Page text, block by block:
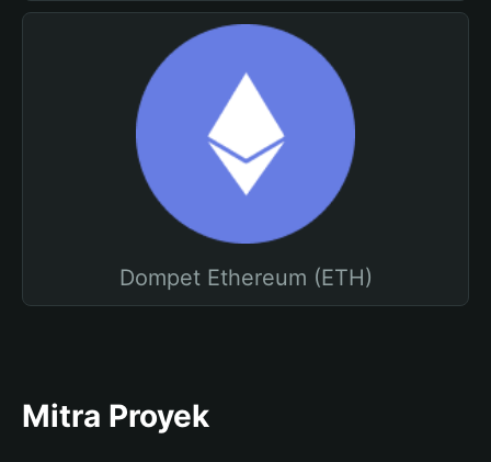
Dompet Ethereum (ETH)
Mitra Proyek